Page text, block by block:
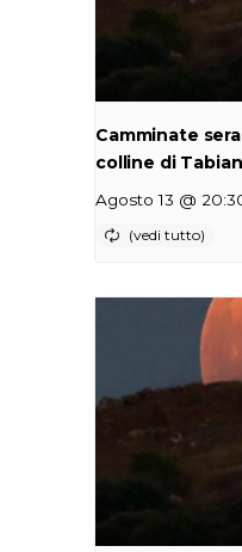
Camminate
colline di
Agosto 13 @